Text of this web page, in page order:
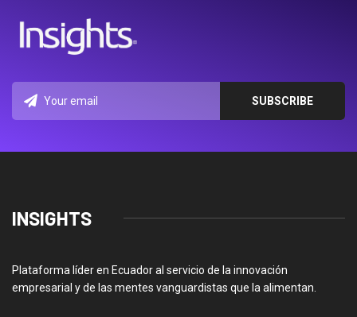
INSIGHTS
Plataforma líder en Ecuador al servicio de la innovación
empresarial y de las mentes vanguardistas que la alimentan.